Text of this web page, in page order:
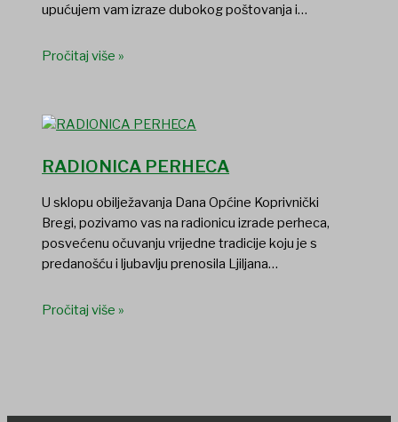
upućujem vam izraze dubokog poštovanja i…
Pročitaj više »
RADIONICA PERHECA
U sklopu obilježavanja Dana Općine Koprivnički
Bregi, pozivamo vas na radionicu izrade perheca,
posvećenu očuvanju vrijedne tradicije koju je s
predanošću i ljubavlju prenosila Ljiljana…
Pročitaj više »